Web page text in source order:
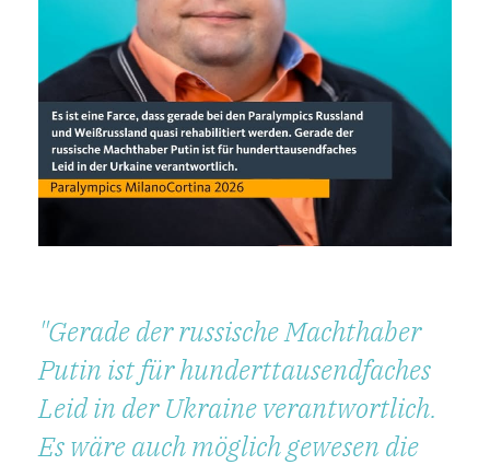
"Gerade der russische Machthaber
Putin ist für hunderttausendfaches
Leid in der Ukraine verantwortlich.
Es wäre auch möglich gewesen die